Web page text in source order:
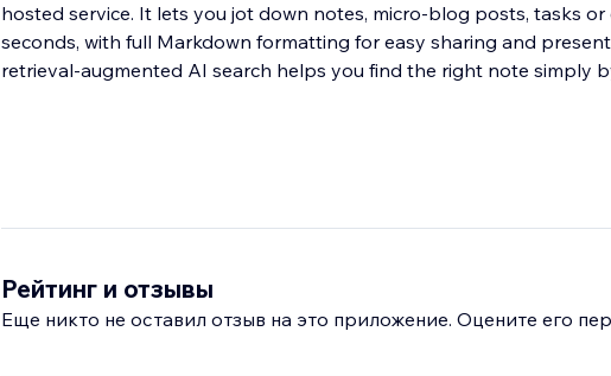
hosted service. It lets you jot down notes, micro‑blog posts, tasks or even snippets of code in
seconds, with full Markdown formatting for easy sharing and presentation. A
retrieval‑augmented AI search helps you find the right note simply
Рейтинг и отзывы
Еще никто не оставил отзыв на это приложение. Оцените его